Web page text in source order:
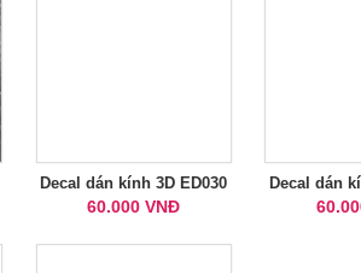
Decal dán kính 3D ED030
60.000 VNĐ
Decal dán